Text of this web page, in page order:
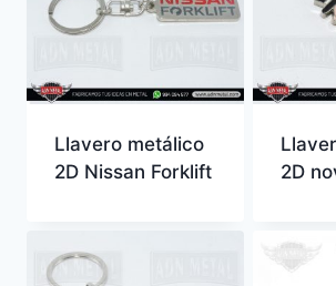
Llavero metálico
2D Nissan Forklift
2D